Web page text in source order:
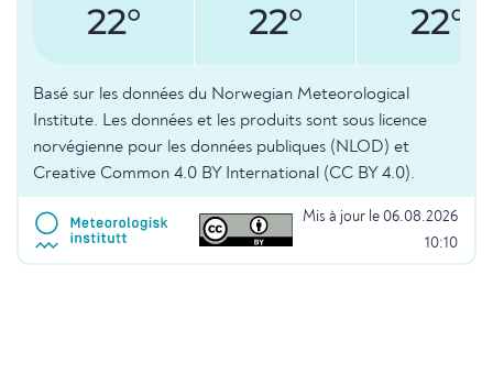
22° 22° 22°
Basé sur les données du Norwegian Meteorological
Institute. Les données et les produits sont sous licence
norvégienne pour les données publiques (NLOD) et
Creative Common 4.0 BY International (CC BY 4.0).
Mis à jour le 06.08.2026
10:10